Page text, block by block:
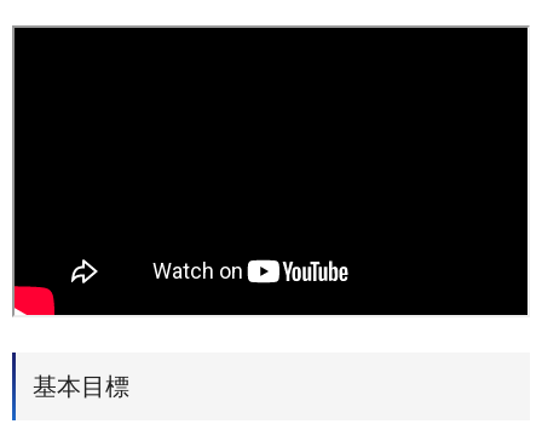
基本目標